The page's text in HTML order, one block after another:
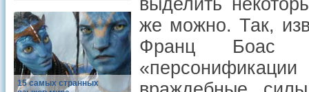
15 самых странных
выделить
же можно. Так,
Франц Боас